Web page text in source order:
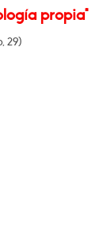
propia"
29)